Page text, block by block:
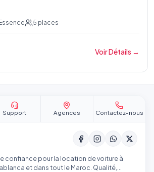
Essence 5 places
Voir Détails →
Support Agences Contactez-nous
confiance pour la location de voiture à
et dans tout le Maroc. Qualité,